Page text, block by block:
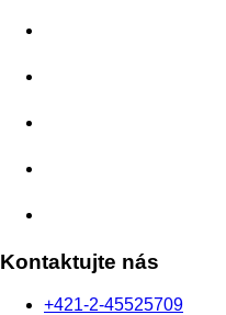
Kontaktujte nás
+421-2-45525709